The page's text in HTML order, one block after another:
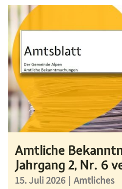
Amtliche
Jahrgang 2, Nr. 6
15. Juli 2026 | Amtliches